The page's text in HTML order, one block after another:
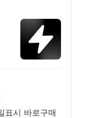
표시 바로구매